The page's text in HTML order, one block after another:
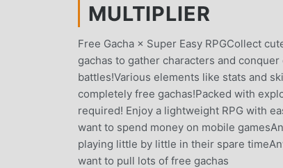
MULTIPLIER
Free Gacha × Super Easy RPGCollect
gachas to gather characters and
battles!Various elements like stats and
completely free gachas!Packed with
required! Enjoy a lightweight RPG with
want to spend money on mobile
playing little by little in their spare
want to pull lots of free gachas